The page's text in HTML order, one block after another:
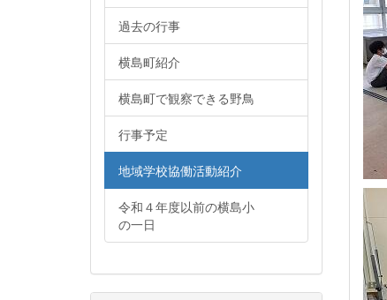
過去の行事
横島町紹介
横島町で観察できる野鳥
行事予定
地域学校協働活動紹介
令和４年度以前の横島小
の一日